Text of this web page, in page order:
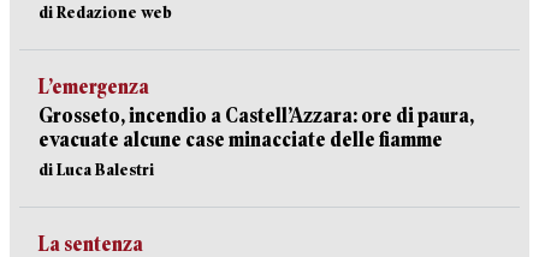
di Redazione web
L’emergenza
Grosseto, incendio a Castell’Azzara: ore di paura,
evacuate alcune case minacciate delle fiamme
di Luca Balestri
La sentenza